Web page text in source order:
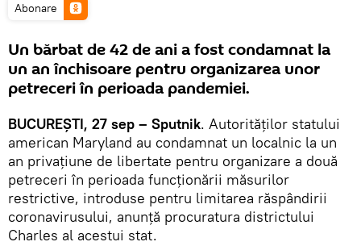
Abonare
Un bărbat de 42 de ani a fost condamnat la
un an închisoare pentru organizarea unor
petreceri în perioada pandemiei.
BUCUREȘTI, 27 sep – Sputnik. Autorităților statului
american Maryland au condamnat un localnic la un
an privațiune de libertate pentru organizare a două
petreceri în perioada funcționării măsurilor
restrictive, introduse pentru limitarea răspândirii
coronavirusului, anunță procuratura districtului
Charles al acestui stat.